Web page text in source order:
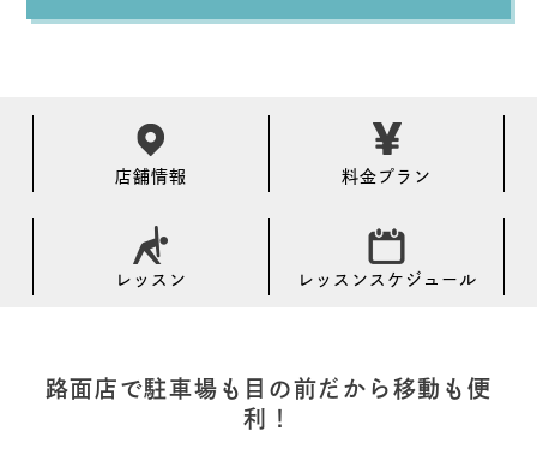
店舗情報 料金プラン
レッスン レッスンスケジュール
路面店で駐車場も目の前だから移動も便
利！